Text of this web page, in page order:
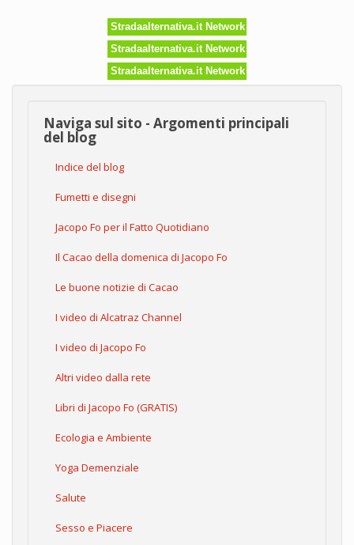
Stradaalternativa.it Network
Stradaalternativa.it Network
Stradaalternativa.it Network
Naviga sul sito - Argomenti principali
del blog
Indice del blog
Fumetti e disegni
Jacopo Fo per il Fatto Quotidiano
Il Cacao della domenica di Jacopo Fo
Le buone notizie di Cacao
I video di Alcatraz Channel
I video di Jacopo Fo
Altri video dalla rete
Libri di Jacopo Fo (GRATIS)
Ecologia e Ambiente
Yoga Demenziale
Salute
Sesso e Piacere